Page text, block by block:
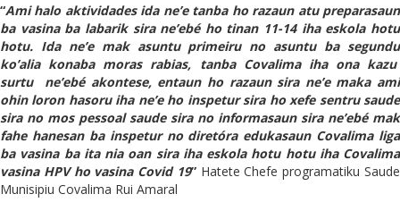
“Ami halo aktividades ida ne’e tanba ho razaun atu preparasaun
ba vasina ba labarik sira ne’ebé ho tinan 11-14 iha eskola hotu
hotu. Ida ne’e mak asuntu primeiru no asuntu ba segundu
ko’alia konaba moras rabias, tanba Covalima iha ona kazu
surtu ne’ebé akontese, entaun ho razaun sira ne’e maka ami
ohin loron hasoru iha ne’e ho inspetur sira ho xefe sentru saude
sira no mos pessoal saude sira no informasaun sira ne’ebé mak
fahe hanesan ba inspetur no diretóra edukasaun Covalima liga
ba vasina ba ita nia oan sira iha eskola hotu hotu iha Covalima
vasina HPV ho vasina Covid 19”Hatete Chefe programatiku Saude
Munisipiu Covalima Rui Amaral